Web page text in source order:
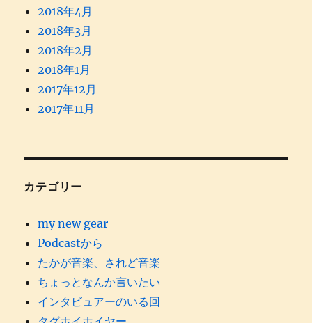
2018年4月
2018年3月
2018年2月
2018年1月
2017年12月
2017年11月
カテゴリー
my new gear
Podcastから
たかが音楽、されど音楽
ちょっとなんか言いたい
インタビュアーのいる回